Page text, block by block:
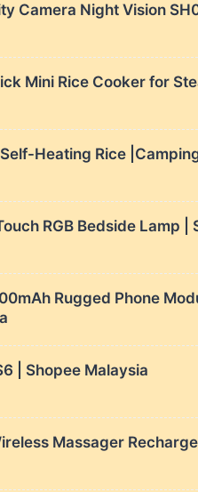
Camera Night Vision
Mini Rice Cooker for
Heating Rice
RGB Bedside Lamp
Rugged Phone
| Shopee Malaysia
Massager